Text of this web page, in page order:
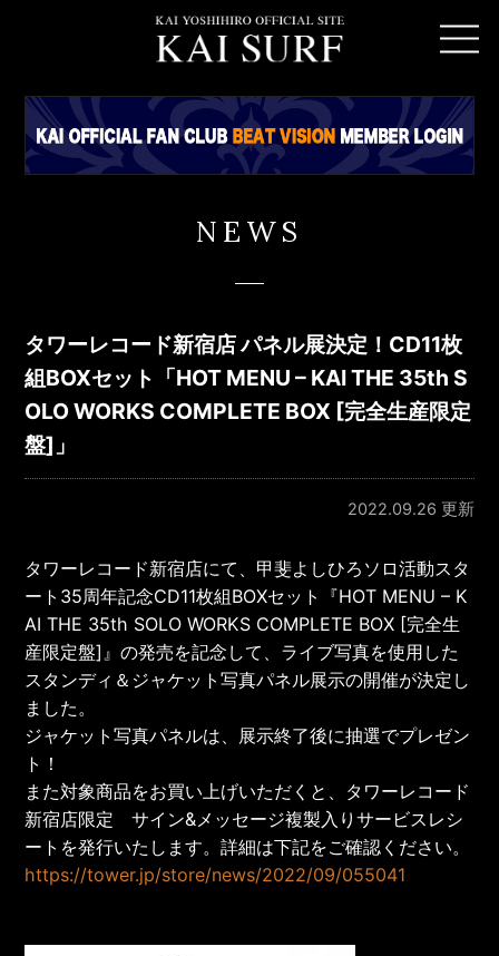
NEWS
タワーレコード新宿店 パネル展決定！CD11枚
組BOXセット「HOT MENU – KAI THE 35th S
OLO WORKS COMPLETE BOX [完全生産限定
盤]」
2022.09.26 更新
タワーレコード新宿店にて、甲斐よしひろソロ活動スタ
ート35周年記念CD11枚組BOXセット『HOT MENU – K
AI THE 35th SOLO WORKS COMPLETE BOX [完全生
産限定盤]』の発売を記念して、ライブ写真を使用した
スタンディ＆ジャケット写真パネル展示の開催が決定し
ました。
ジャケット写真パネルは、展示終了後に抽選でプレゼン
ト！
また対象商品をお買い上げいただくと、タワーレコード
新宿店限定 サイン&メッセージ複製入りサービスレシ
ートを発行いたします。詳細は下記をご確認ください。
https://tower.jp/store/news/2022/09/055041